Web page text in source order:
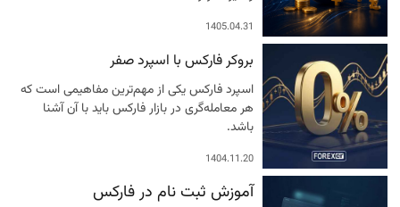
1405.04.31
بروکر فارکس با اسپرد صفر
اسپرد فارکس یکی از مهم‌ترین مفاهیمی است که
هر معامله‌گری در بازار فارکس باید با آن آشنا
باشد.
1404.11.20
آموزش ثبت نام در فارکس